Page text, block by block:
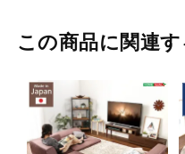
この商品に関連